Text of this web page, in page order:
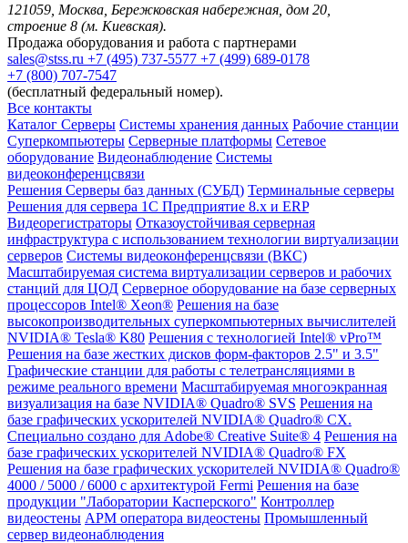
121059, Москва, Бережковская набережная, дом 20,
строение 8 (м. Киевская).
Продажа оборудования и работа с партнерами
sales@stss.ru +7 (495) 737-5577 +7 (499) 689-0178
+7 (800) 707-7547
(бесплатный федеральный номер).
Все контакты
Каталог Серверы Системы хранения данных Рабочие станции
Суперкомпьютеры Серверные платформы Сетевое
оборудование Видеонаблюдение Системы
видеоконференцсвязи
Решения Серверы баз данных (СУБД) Терминальные серверы
Решения для сервера 1С Предприятие 8.x и ERP
Видеорегистраторы Отказоустойчивая серверная
инфраструктура с использованием технологии виртуализации
серверов Системы видеоконференцсвязи (ВКС)
Масштабируемая система виртуализации серверов и рабочих
станций для ЦОД Серверное оборудование на базе серверных
процессоров Intel® Xeon® Решения на базе
высокопроизводительных суперкомпьютерных вычислителей
NVIDIA® Tesla® K80 Решения с технологией Intel® vPro™
Решения на базе жестких дисков форм-факторов 2.5" и 3.5"
Графические станции для работы с телетрансляциями в
режиме реального времени Масштабируемая многоэкранная
визуализация на базе NVIDIA® Quadro® SVS Решения на
базе графических ускорителей NVIDIA® Quadro® CX.
Специально создано для Adobe® Creative Suite® 4 Решения на
базе графических ускорителей NVIDIA® Quadro® FX
Решения на базе графических ускорителей NVIDIA® Quadro®
4000 / 5000 / 6000 с архитектурой Fermi Решения на базе
продукции "Лаборатории Касперского" Контроллер
видеостены АРМ оператора видеостены Промышленный
сервер видеонаблюдения